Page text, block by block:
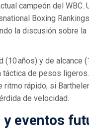
campeón del
Boxing
la discusión sobre
(10 años) y de
de pesos
ritmo rápido; si
de velocidad.
eventos